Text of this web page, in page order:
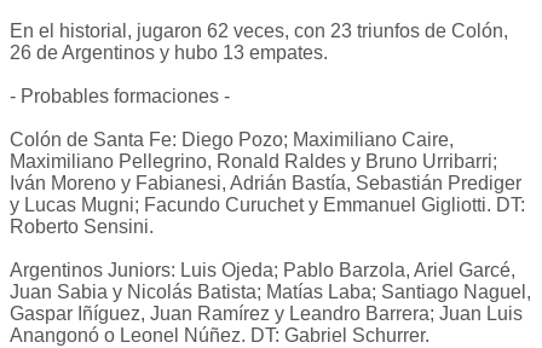
En el historial, jugaron 62 veces, con 23 triunfos de Colón,
26 de Argentinos y hubo 13 empates.
- Probables formaciones -
Colón de Santa Fe: Diego Pozo; Maximiliano Caire,
Maximiliano Pellegrino, Ronald Raldes y Bruno Urribarri;
Iván Moreno y Fabianesi, Adrián Bastía, Sebastián Prediger
y Lucas Mugni; Facundo Curuchet y Emmanuel Gigliotti. DT:
Roberto Sensini.
Argentinos Juniors: Luis Ojeda; Pablo Barzola, Ariel Garcé,
Juan Sabia y Nicolás Batista; Matías Laba; Santiago Naguel,
Gaspar Iñíguez, Juan Ramírez y Leandro Barrera; Juan Luis
Anangonó o Leonel Núñez. DT: Gabriel Schurrer.